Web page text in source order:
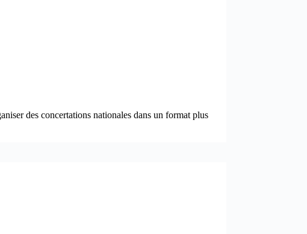
des concertations nationales dans un format plus